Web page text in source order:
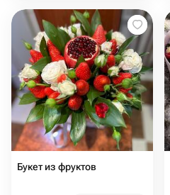
Букет из фруктов